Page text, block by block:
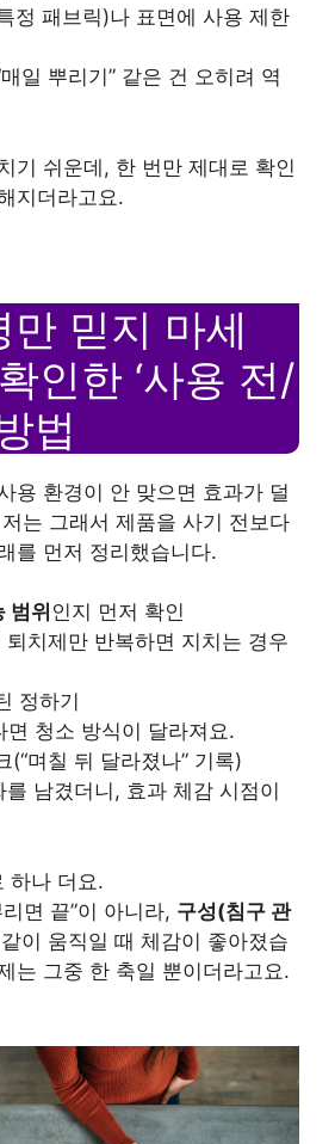
정 패브릭)나 표면에 사용 제한
일 뿌리기” 같은 건 오히려 역
기 쉬운데, 한 번만 제대로 확인
지더라고요.
믿지 마세
인한 ‘사용 전/
법
용 환경이 안 맞으면 효과가 덜
는 그래서 제품을 사기 전보다
를 먼저 정리했습니다.
범위 인지 먼저 확인
치제만 반복하면 지치는 경우
정하기
청소 방식이 달라져요.
(“며칠 뒤 달라졌나” 기록)
남겼더니, 효과 체감 시점이
하나 더요.
면 끝”이 아니라, 구성(침구 관
이 움직일 때 체감이 좋아졌습
는 그중 한 축일 뿐이더라고요.